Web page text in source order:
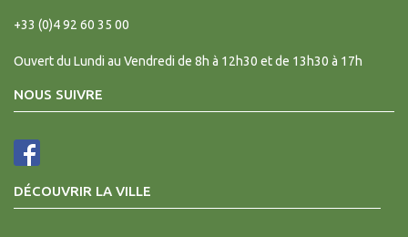
+33 (0)4 92 60 35 00
Ouvert du Lundi au Vendredi de 8h à 12h30 et de 13h30 à 17h
NOUS SUIVRE
DÉCOUVRIR LA VILLE